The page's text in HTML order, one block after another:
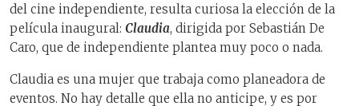
del cine independiente, resulta curiosa la elección de la
película inaugural: Claudia, dirigida por Sebastián De
Caro, que de independiente plantea muy poco o nada.
Claudia es una mujer que trabaja como planeadora de
eventos. No hay detalle que ella no anticipe, y es por